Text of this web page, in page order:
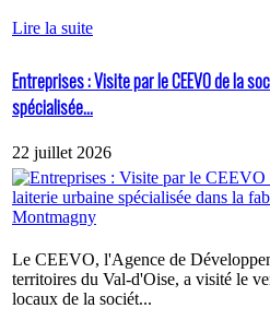
Lire la suite
Entreprises : Visite par le CEEVO de la
spécialisée...
22 juillet 2026
Le CEEVO, l'Agence de
territoires du Val-d'Oise, a visité le
locaux de la sociét...